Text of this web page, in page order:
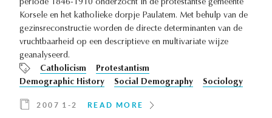
periode 1846-1910 onderzocht in de protestantse gemeente
Korsele en het katholieke dorpje Paulatem. Met behulp van de
gezinsreconstructie worden de directe determinanten van de
vruchtbaarheid op een descriptieve en multivariate wijze
geanalyseerd.
Catholicism
Protestantism
Demographic History
Social Demography Sociology
2007 1-2 READ MORE